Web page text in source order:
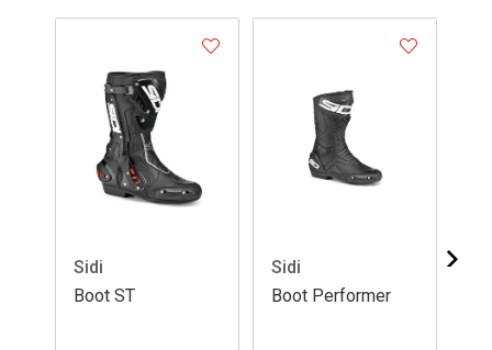
Sidi
Boot ST
Sidi
Boot Performer